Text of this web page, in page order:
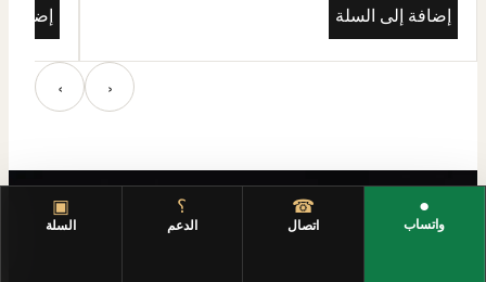
●
واتساب
☎
اتصال
؟
الدعم
▣
السلة
إضافة إلى السلة
إضافة
‹ ›